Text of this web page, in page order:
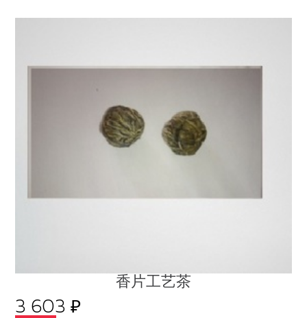
香片工艺茶
3 603 ₽